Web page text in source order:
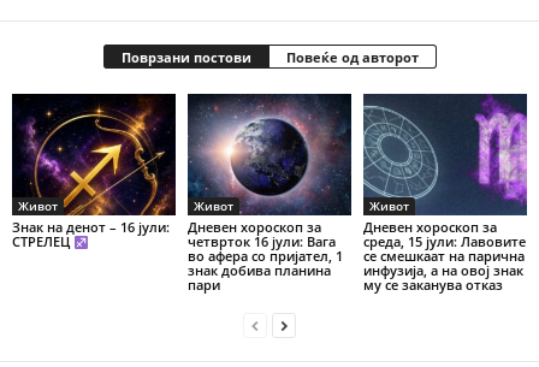
Поврзани постови Повеќе од авторот
Живот
Знак на денот – 16 јули:
СТРЕЛЕЦ
Живот
Дневен хороскоп за
четврток 16 јули: Вага
во афера со пријател, 1
знак добива планина
пари
Живот
Дневен хороскоп за
среда, 15 јули: Лавовите
се смешкаат на парична
инфузија, а на овој знак
му се заканува отказ